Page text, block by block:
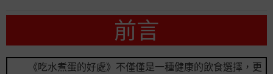
前言
《吃水煮蛋的好處》不僅僅是一種健康的飲食選擇，更